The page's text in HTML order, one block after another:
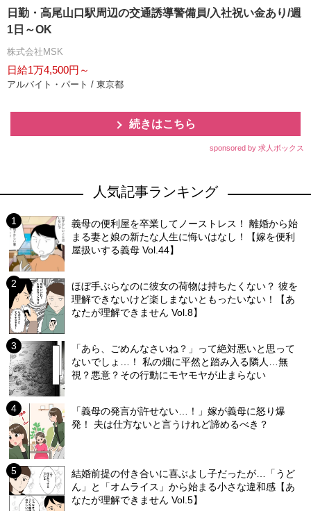
日勤・高尾山口駅周辺の交通誘導警備員/入社祝い金あり/週
1日～OK
株式会社MSK
日給1万4,500円～
アルバイト・パート / 東京都
続きはこちら
sponsored by 求人ボックス
人気記事ランキング
義母の便利屋を卒業してノーストレス！ 離婚から始
まる妻と娘の新たな人生に悔いはなし！【嫁を便利
屋扱いする義母 Vol.44】
ほぼ手ぶらなのに彼女の荷物は持ちたくない？ 彼を
理解できないけど楽しまないともったいない！【あ
なたが理解できません Vol.8】
「あら、ごめんなさいね？」って絶対悪いと思って
ないでしょ…！ 私の畑に平然と踏み入る隣人…無
視？悪意？その行動にモヤモヤが止まらない
「義母の発言が許せない…！」嫁が義母に怒り爆
発！ 夫は仕方ないと言うけれど諦めるべき？
結婚前提の付き合いに喜ぶよし子だったが…「うど
ん」と「オムライス」から始まる小さな違和感【あ
なたが理解できません Vol.5】